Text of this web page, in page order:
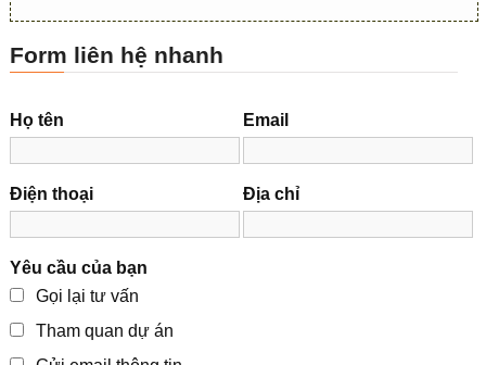
Form liên hệ nhanh
Họ tên Email
Điện thoại Địa chỉ
Yêu cầu của bạn
Gọi lại tư vấn
Tham quan dự án